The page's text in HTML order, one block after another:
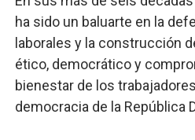
ha sido un baluarte en la
laborales y la construcción
ético, democrático y
bienestar de los
democracia de la República